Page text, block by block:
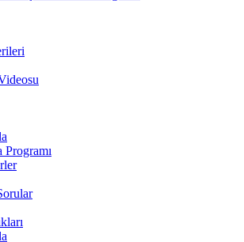
Programı